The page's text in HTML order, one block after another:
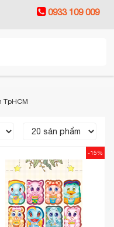
0933 109 009
TpHCM
-15%